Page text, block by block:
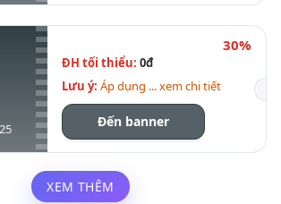
30%
ĐH tối thiểu: 0đ
Lưu ý: Áp dụng ... xem chi tiết
Đến banner
XEM THÊM